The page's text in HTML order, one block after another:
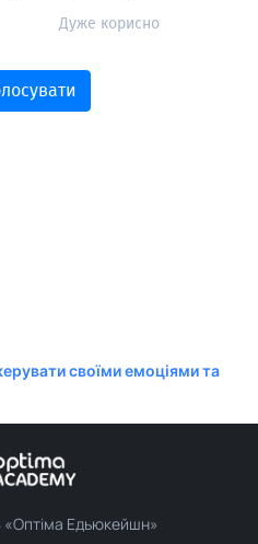
Дуже корисно
своїми емоціями та
Едьюкейшн»